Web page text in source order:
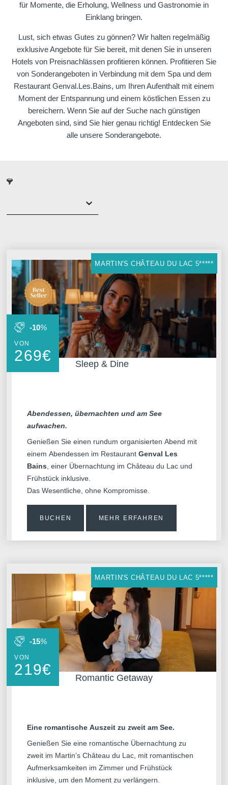
für Momente, die Erholung, Wellness und Gastronomie in
Einklang bringen.
Lust, sich etwas Gutes zu gönnen? Wir halten regelmäßig
exklusive Angebote für Sie bereit, mit denen Sie in unseren
Hotels von Preisnachlässen profitieren können. Profitieren Sie
von Sonderangeboten in Verbindung mit dem Spa und dem
Restaurant Genval.Les.Bains, um Ihren Aufenthalt mit einem
Moment der Entspannung und einem köstlichen Essen zu
bereichern. Wenn Sie auf der Suche nach günstigen
Angeboten sind, sind Sie hier genau richtig! Entdecken Sie
alle unsere Sonderangebote.
Sleep & Dine
VON
269€
-10%
MARTIN'S CHÂTEAU DU LAC 5*****
Abendessen, übernachten und am See
aufwachen.
Genießen Sie einen rundum organisierten Abend mit
einem Abendessen im RestaurantGenval Les
Bains , einer Übernachtung im Château du Lac und
Frühstück inklusive.
Das Wesentliche, ohne Kompromisse.
BUCHEN MEHR ERFAHREN
Romantic Getaway
VON
219€
-15%
MARTIN'S CHÂTEAU DU LAC 5*****
Eine romantische Auszeit zu zweit am See.
Genießen Sie eine romantische Übernachtung zu
zweit im Martin’s Château du Lac, mit romantischen
Aufmerksamkeiten im Zimmer und Frühstück
inklusive, um den Moment zu verlängern.
DEntdecken Sie alle unsere Hotels